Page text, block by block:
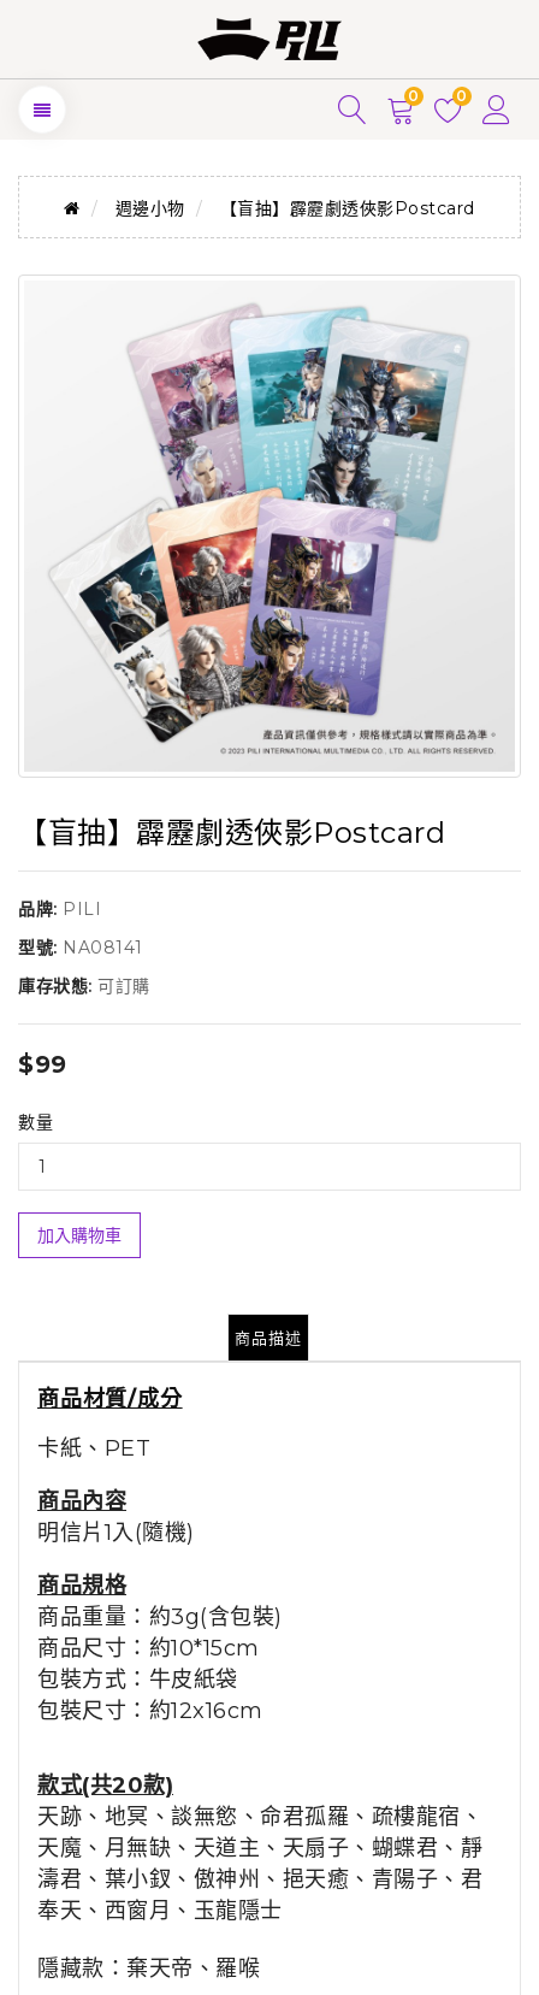
0 0
週邊小物 【盲抽】霹靂劇透俠影Postcard
【盲抽】霹靂劇透俠影Postcard
品牌: PILI
型號: NA08141
庫存狀態: 可訂購
$99
數量
加入購物車
商品描述
商品材質/成分
卡紙、PET
商品內容
明信片1入(隨機)
商品規格
商品重量：約3g(含包裝)
商品尺寸： 約10*15cm
包裝方式： 牛皮紙袋
包裝尺寸： 約12x16cm
款式(共20款)
天跡、地冥、談無慾、命君孤羅、疏樓龍宿、
天魔、月無缺、天道主、天扇子、蝴蝶君、靜
濤君、葉小釵、傲神州、挹天癒、青陽子、君
奉天、西窗月、玉龍隱士
隱藏款：棄天帝、羅喉